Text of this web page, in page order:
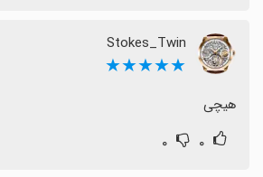
Stokes_Twin
★★★★★
هیچی
۰ ۰